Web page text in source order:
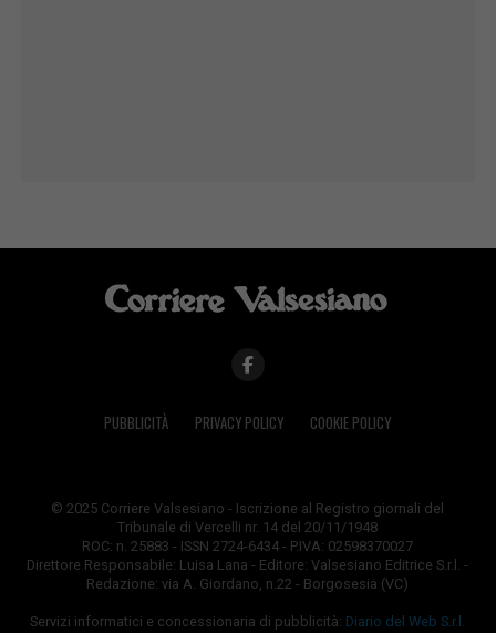
PUBBLICITÀ PRIVACY POLICY COOKIE POLICY
© 2025 Corriere Valsesiano - Iscrizione al Registro giornali del
Tribunale di Vercelli nr. 14 del 20/11/1948
ROC: n. 25883 - ISSN 2724-6434 - P.IVA: 02598370027
Direttore Responsabile: Luisa Lana - Editore: Valsesiano Editrice S.r.l. -
Redazione: via A. Giordano, n.22 - Borgosesia (VC)
Servizi informatici e concessionaria di pubblicità: Diario del Web S.r.l.